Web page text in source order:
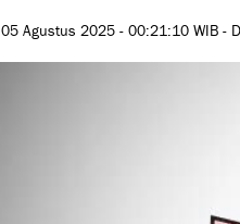
Agustus 2025 - 00:21:10 WIB -